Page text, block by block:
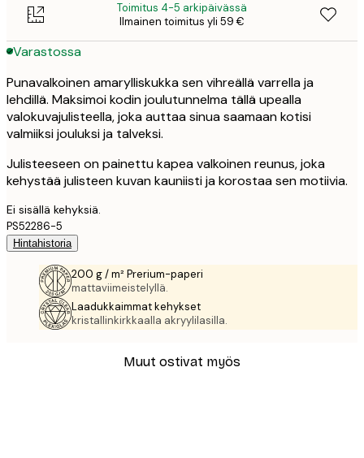
Toimitus 4-5 arkipäivässä
Ilmainen toimitus yli 59 €
Varastossa
Punavalkoinen amarylliskukka sen vihreällä varrella ja
lehdillä. Maksimoi kodin joulutunnelma tällä upealla
valokuvajulisteella, joka auttaa sinua saamaan kotisi
valmiiksi jouluksi ja talveksi.
Julisteeseen on painettu kapea valkoinen reunus, joka
kehystää julisteen kuvan kauniisti ja korostaa sen motiivia.
Ei sisällä kehyksiä.
PS52286-5
Hintahistoria
200 g / m² Prerium-paperi
mattaviimeistelyllä.
Laadukkaimmat kehykset
kristallinkirkkaalla akryylilasilla.
Muut ostivat myös